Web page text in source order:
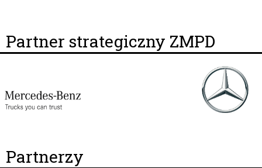
Partner strategiczny ZMPD
Partnerzy